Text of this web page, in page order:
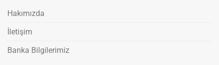
Hakımızda
İletişim
Banka Bilgilerimiz